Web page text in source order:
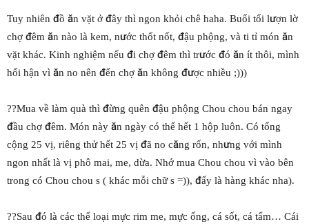
Tuy nhiên đồ ăn vặt ở đây thì ngon khỏi chê haha. Buổi tối lượn lờ
chợ đêm ăn nào là kem, nước thốt nốt, đậu phộng, và ti tỉ món ăn
vặt khác. Kinh nghiệm nếu đi chợ đêm thì trước đó ăn ít thôi, mình
hối hận vì ăn no nên đến chợ ăn không được nhiều ;)))
??Mua về làm quà thì đừng quên đậu phộng Chou chou bán ngay
đầu chợ đêm. Món này ăn ngày có thể hết 1 hộp luôn. Có tổng
cộng 25 vị, riêng thử hết 25 vị đã no căng rốn, nhưng với mình
ngon nhất là vị phô mai, me, dừa. Nhớ mua Chou chou vì vào bên
trong có Chou chou s ( khác mỗi chữ s =)), đấy là hàng khác nha).
??Sau đó là các thể loại mực rim me, mực ống, cá sốt, cá tẩm… Cái